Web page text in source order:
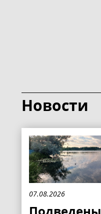
Новости
07.08.2026